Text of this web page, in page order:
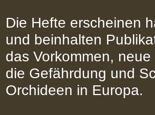
Die Hefte erscheinen
und beinhalten
das Vorkommen,
die Gefährdung und
Orchideen in Europa.